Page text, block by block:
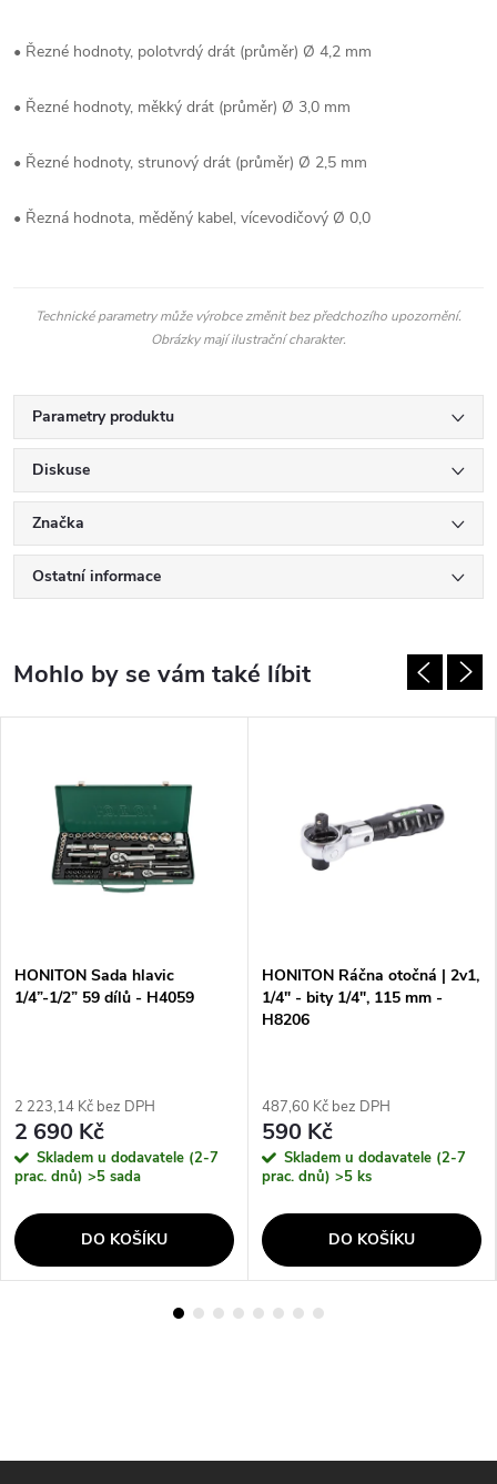
• Řezné hodnoty, polotvrdý drát (průměr) Ø 4,2 mm
• Řezné hodnoty, měkký drát (průměr) Ø 3,0 mm
• Řezné hodnoty, strunový drát (průměr) Ø 2,5 mm
• Řezná hodnota, měděný kabel, vícevodičový Ø 0,0
Technické parametry může výrobce změnit bez předchozího upozornění.
Obrázky mají ilustrační charakter.
Parametry produktu
Diskuse
Značka
Ostatní informace
HONITON Sada hlavic
1/4”-1/2” 59 dílů - H4059
2 223,14 Kč bez DPH
2 690 Kč
Skladem u dodavatele (2-7
prac. dnů) >5 sada
DO KOŠÍKU
HONITON Ráčna otočná | 2v1,
1/4" - bity 1/4", 115 mm -
H8206
487,60 Kč bez DPH
590 Kč
Skladem u dodavatele (2-7
prac. dnů) >5 ks
DO KOŠÍKU